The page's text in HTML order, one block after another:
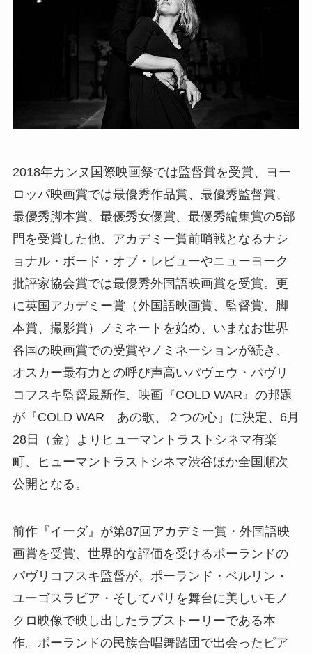
2018年カンヌ国際映画祭では監督賞を受賞、ヨー
ロッパ映画賞では最優秀作品賞、最優秀監督賞、
最優秀脚本賞、最優秀女優賞、最優秀編集賞の5部
門を受賞した他、アカデミー賞前哨戦となるナシ
ョナル・ボード・オブ・レビューやニューヨーク
批評家協会賞では最優秀外国語映画賞を受賞。更
に英国アカデミー賞（外国語映画賞、監督賞、脚
本賞、撮影賞）ノミネートを始め、いまなお世界
各国の映画賞での受賞やノミネーションが続き、
オスカー最有力との呼び声高いパヴェウ・パヴリ
コフスキ監督最新作、映画『COLD WAR』の邦題
が『COLD WAR あの歌、２つの心』に決定、6月
28日（金）よりヒューマントラストシネマ有楽
町、ヒューマントラストシネマ渋谷ほか全国順次
公開となる。
前作『イーダ』が第87回アカデミー賞・外国語映
画賞を受賞、世界的な評価を受けるポーランドの
パヴリコフスキ監督が、ポーランド・ベルリン・
ユーゴスラビア・そしてパリを舞台に美しいモノ
クロ映像で映し出したラブストーリーである本
作。ポーランドの民族合唱舞踏団で出会ったピア